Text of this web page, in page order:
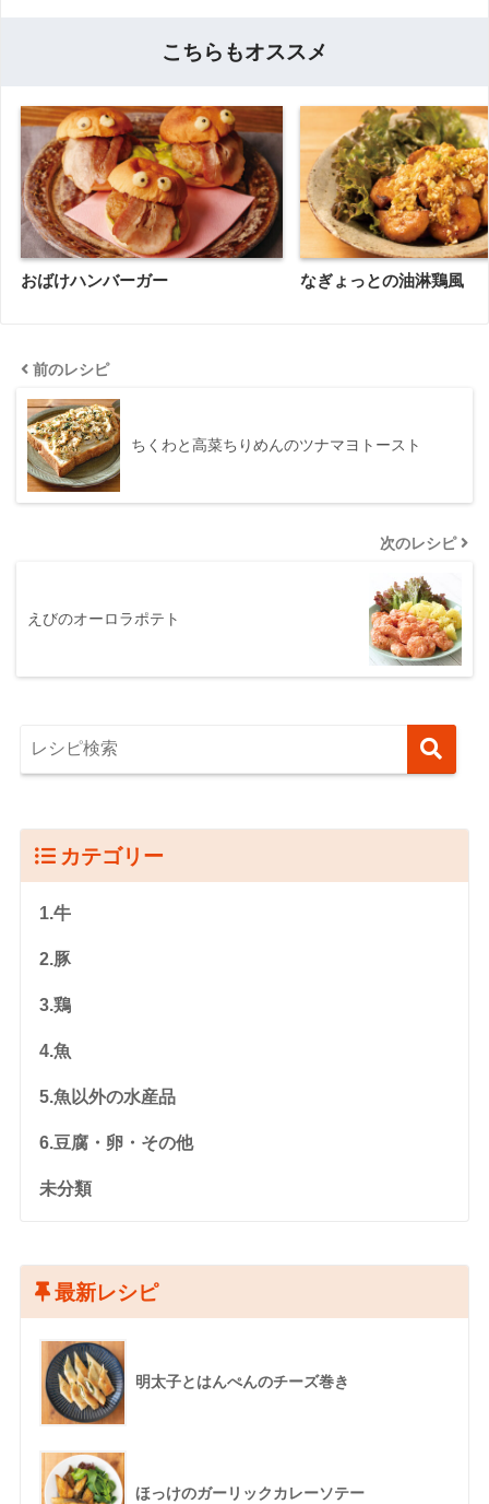
こちらもオススメ
おばけハンバーガー なぎょっとの油淋鶏風
前のレシピ
ちくわと高菜ちりめんのツナマヨトースト
次のレシピ
えびのオーロラポテト
カテゴリー
1.牛
2.豚
3.鶏
4.魚
5.魚以外の水産品
6.豆腐・卵・その他
未分類
最新レシピ
明太子とはんぺんのチーズ巻き
ほっけのガーリックカレーソテー